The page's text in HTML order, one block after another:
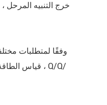
وفقًا لمتطلبات